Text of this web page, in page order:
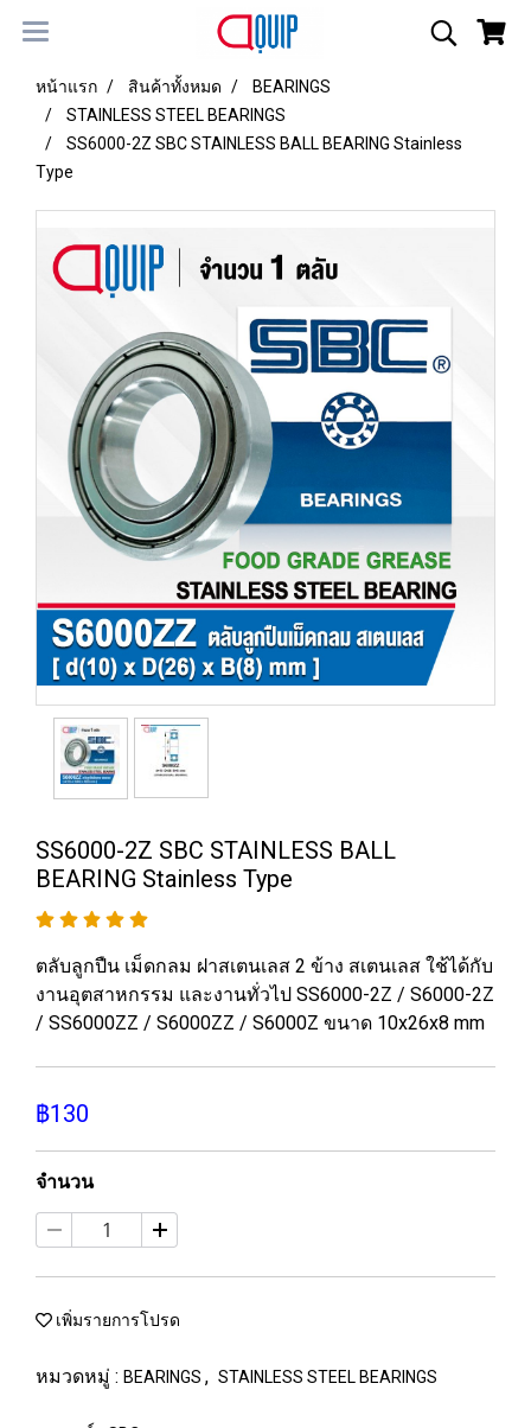
หน้าแรก สินค้าทั้งหมด
BEARINGS
STAINLESS STEEL BEARINGS
SS6000-2Z SBC STAINLESS BALL BEARING Stainless
Type
SS6000-2Z SBC STAINLESS BALL
BEARING Stainless Type
ตลับลูกปืน เม็ดกลม ฝาสเตนเลส 2 ข้าง สเตนเลส ใช้ได้กับ
งานอุตสาหกรรม และงานทั่วไป SS6000-2Z / S6000-2Z
/ SS6000ZZ / S6000ZZ / S6000Z ขนาด 10x26x8 mm
฿130
จำนวน
เพิ่มรายการโปรด
หมวดหมู่ : BEARINGS , STAINLESS STEEL BEARINGS